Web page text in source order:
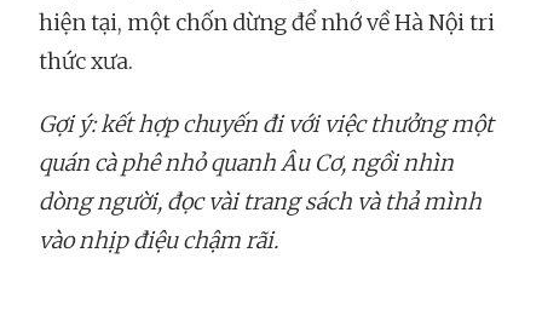
hiện tại, một chốn dừng để nhớ về Hà Nội tri
thức xưa.
Gợi ý: kết hợp chuyến đi với việc thưởng một
quán cà phê nhỏ quanh Âu Cơ, ngồi nhìn
dòng người, đọc vài trang sách và thả mình
vào nhịp điệu chậm rãi.